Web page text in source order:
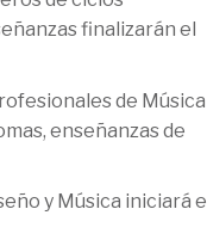
finalizarán el
de Música
enseñanzas de
y Música iniciará el